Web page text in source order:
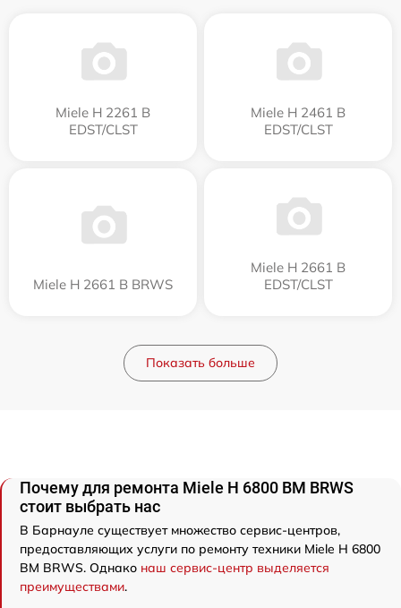
Miele H 2261 B
EDST/CLST
Miele H 2461 B
EDST/CLST
Miele H 2661 B BRWS
Miele H 2661 B
EDST/CLST
Показать больше
Почему для ремонта Miele H 6800 BM BRWS
стоит выбрать нас
В Барнауле существует множество сервис-центров,
предоставляющих услуги по ремонту техники Miele H 6800
BM BRWS. Однако наш сервис-центр выделяется
преимуществами.